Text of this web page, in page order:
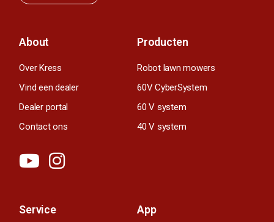
About
Over Kress
Vind een dealer
Dealer portal
Contact ons
Producten
Robot lawn mowers
60V CyberSystem
60 V system
40 V system
Service App